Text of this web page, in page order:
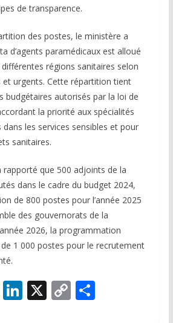
de transparence.
des postes, le ministère a
d’agents paramédicaux est alloué
régions sanitaires selon
et urgents. Cette répartition tient
budgétaires autorisés par la loi de
la priorité aux spécialités
dans les services sensibles et pour
sanitaires.
rapporté que 500 adjoints de la
dans le cadre du budget 2024,
de 800 postes pour l’année 2025
des gouvernorats de la
2026, la programmation
1 000 postes pour le recrutement
Li X C P